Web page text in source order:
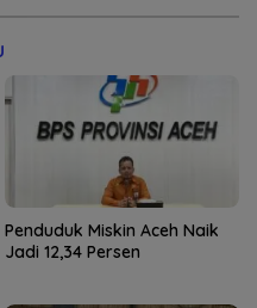
Penduduk Miskin Aceh Naik
Jadi 12,34 Persen